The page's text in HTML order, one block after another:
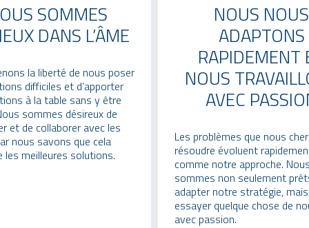
SOMMES
DANS L’ÂME
la liberté de nous poser
difficiles et d’apporter
à la table sans y être
sommes désireux de
et de collaborer avec les
nous savons que cela
les meilleures solutions.
NOUS NOUS
ADAPTONS
RAPIDEMENT
NOUS
AVEC
Les problèmes que nous
résoudre évoluent
comme notre approche.
sommes non seulement
adapter notre stratégie,
essayer quelque chose de
avec passion.